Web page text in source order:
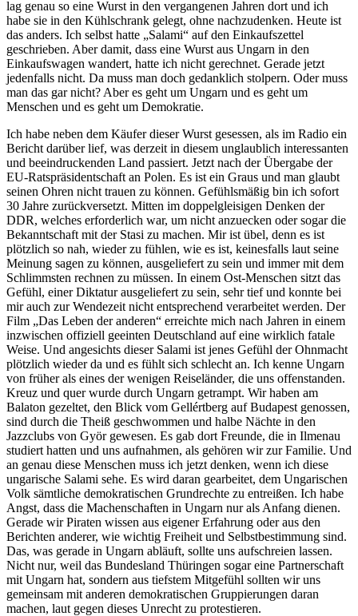
lag genau so eine Wurst in den vergangenen Jahren dort und ich
habe sie in den Kühlschrank gelegt, ohne nachzudenken. Heute ist
das anders. Ich selbst hatte „Salami“ auf den Einkaufszettel
geschrieben. Aber damit, dass eine Wurst aus Ungarn in den
Einkaufswagen wandert, hatte ich nicht gerechnet. Gerade jetzt
jedenfalls nicht. Da muss man doch gedanklich stolpern. Oder muss
man das gar nicht? Aber es geht um Ungarn und es geht um
Menschen und es geht um Demokratie.
Ich habe neben dem Käufer dieser Wurst gesessen, als im Radio ein
Bericht darüber lief, was derzeit in diesem unglaublich interessanten
und beeindruckenden Land passiert. Jetzt nach der Übergabe der
EU-Ratspräsidentschaft an Polen. Es ist ein Graus und man glaubt
seinen Ohren nicht trauen zu können. Gefühlsmäßig bin ich sofort
30 Jahre zurückversetzt. Mitten im doppelgleisigen Denken der
DDR, welches erforderlich war, um nicht anzuecken oder sogar die
Bekanntschaft mit der Stasi zu machen. Mir ist übel, denn es ist
plötzlich so nah, wieder zu fühlen, wie es ist, keinesfalls laut seine
Meinung sagen zu können, ausgeliefert zu sein und immer mit dem
Schlimmsten rechnen zu müssen. In einem Ost-Menschen sitzt das
Gefühl, einer Diktatur ausgeliefert zu sein, sehr tief und konnte bei
mir auch zur Wendezeit nicht entsprechend verarbeitet werden. Der
Film „Das Leben der anderen“ erreichte mich nach Jahren in einem
inzwischen offiziell geeinten Deutschland auf eine wirklich fatale
Weise. Und angesichts dieser Salami ist jenes Gefühl der Ohnmacht
plötzlich wieder da und es fühlt sich schlecht an. Ich kenne Ungarn
von früher als eines der wenigen Reiseländer, die uns offenstanden.
Kreuz und quer wurde durch Ungarn getrampt. Wir haben am
Balaton gezeltet, den Blick vom Gellértberg auf Budapest genossen,
sind durch die Theiß geschwommen und halbe Nächte in den
Jazzclubs von Györ gewesen. Es gab dort Freunde, die in Ilmenau
studiert hatten und uns aufnahmen, als gehören wir zur Familie. Und
an genau diese Menschen muss ich jetzt denken, wenn ich diese
ungarische Salami sehe. Es wird daran gearbeitet, dem Ungarischen
Volk sämtliche demokratischen Grundrechte zu entreißen. Ich habe
Angst, dass die Machenschaften in Ungarn nur als Anfang dienen.
Gerade wir Piraten wissen aus eigener Erfahrung oder aus den
Berichten anderer, wie wichtig Freiheit und Selbstbestimmung sind.
Das, was gerade in Ungarn abläuft, sollte uns aufschreien lassen.
Nicht nur, weil das Bundesland Thüringen sogar eine Partnerschaft
mit Ungarn hat, sondern aus tiefstem Mitgefühl sollten wir uns
gemeinsam mit anderen demokratischen Gruppierungen daran
machen, laut gegen dieses Unrecht zu protestieren.